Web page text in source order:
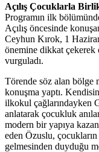
Açılış Çocuklarla
Programın ilk
Açılış öncesinde
Ceyhun Kırok, 1
önemine dikkat çekerek
vurguladı.
Törende söz alan
konuşma yaptı.
ilkokul çağlarındayken
anlatarak çocukluk
modern bir yapıya
eden Özuslu,
gelmesinden duyduğu